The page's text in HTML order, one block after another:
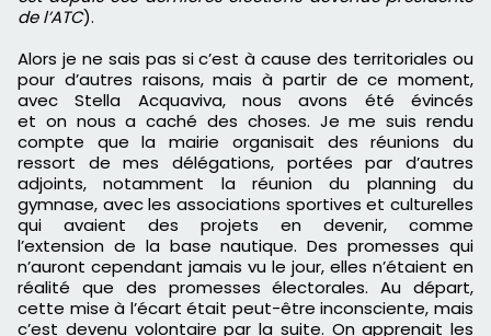
de l’ATC).
Alors je ne sais pas si c’est à cause des territoriales ou
pour d’autres raisons, mais à partir de ce moment,
avec Stella Acquaviva, nous avons été évincés
et on nous a caché des choses. Je me suis rendu
compte que la mairie organisait des réunions du
ressort de mes délégations, portées par d’autres
adjoints, notamment la réunion du planning du
gymnase, avec les associations sportives et culturelles
qui avaient des projets en devenir, comme
l’extension de la base nautique. Des promesses qui
n’auront cependant jamais vu le jour, elles n’étaient en
réalité que des promesses électorales. Au départ,
cette mise à l’écart était peut-êtreinconsciente, mais
c’est devenu volontaire par la suite. On apprenait les